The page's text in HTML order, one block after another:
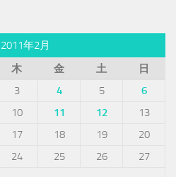
2011年2月
木 金 土
日
3 4 5
6
10 11 12
13
17 18 19
20
24 25 26
27